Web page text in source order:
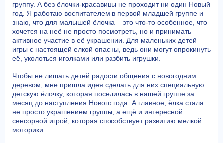
группу. А без ёлочки-красавицы не проходит ни один Новый
год. Я работаю воспитателем в первой младшей группе и
знаю, что для малышей ёлочка – это что-то особенное, что
хочется на неё не просто посмотреть, но и принимать
активное участие в её украшении. Для маленьких детей
игры с настоящей елкой опасны, ведь они могут опрокинуть
её, уколоться иголками или разбить игрушки.
Чтобы не лишать детей радости общения с новогодним
деревом, мне пришла идея сделать для них специальную
детскую ёлочку, которая поселилась в нашей группе за
месяц до наступления Нового года. А главное, ёлка стала
не просто украшением группы, а ещё и интересной
сенсорной игрой, которая способствует развитию мелкой
моторики.